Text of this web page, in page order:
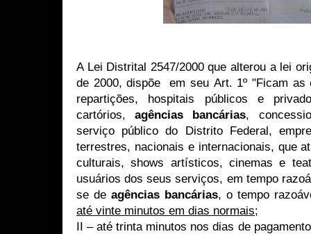
A Lei Distrital 2547/2000 que alterou a lei
de 2000, dispõe em seu Art. 1º "Ficam as
repartições, hospitais públicos e
cartórios,agências bancárias,
serviço público do Distrito Federal,
terrestres, nacionais e internacionais, que
culturais, shows artísticos, cinemas e
usuários dos seus serviços, em tempo
se de agências bancárias, o tempo
até vinte minutos em dias normais;
II – até trinta minutos nos dias de